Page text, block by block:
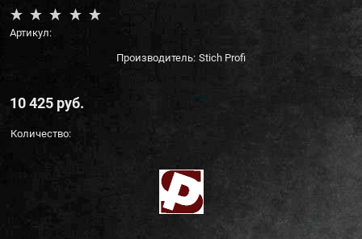
Артикул:
Производитель: Stich Profi
10 425 руб.
Количество: